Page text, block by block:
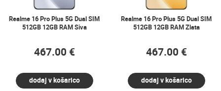
Realme 16 Pro Plus 5G Dual SIM
512GB 12GB RAM Siva
467.00 €
dodaj v košarico
Realme 16 Pro Plus 5G Dual SIM
512GB 12GB RAM Zlata
467.00 €
dodaj v košarico